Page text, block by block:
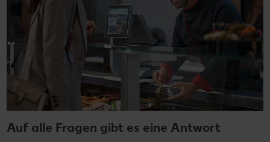
Auf alle Fragen gibt es eine Antwort